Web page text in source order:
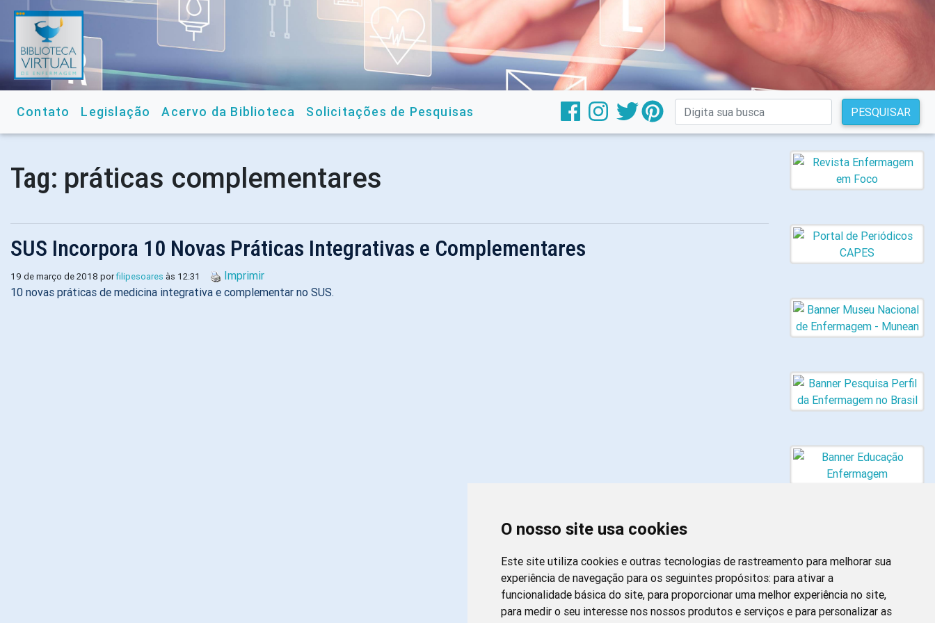
O nosso site usa cookies
Este site utiliza cookies e outras tecnologias de rastreamento para melhorar sua
experiência de navegação para os seguintes propósitos: para ativar a
funcionalidade básica do site, para proporcionar uma melhor experiência no site,
para medir o seu interesse nos nossos produtos e serviços e para personalizar as
Contato Legislação Acervo da Biblioteca Solicitações de Pesquisas PESQUISAR
Tag: práticas complementares
SUS Incorpora 10 Novas Práticas Integrativas e Complementares
19 de março de 2018 porfilipesoares às 12:31
Imprimir
10 novas práticas de medicina integrativa e complementar no SUS.
Newsletter da